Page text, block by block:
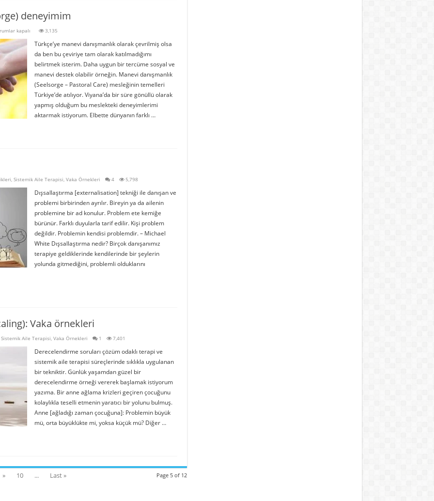
deneyimim
kapalı 3,135
Türkçe’ye manevi danışmanlık olarak çevrilmiş olsa
da ben bu çeviriye tam olarak katılmadığımı
belirtmek isterim. Daha uygun bir tercüme sosyal ve
manevi destek olabilir örneğin. Manevi danışmanlık
(Seelsorge – Pastoral Care) mesleğinin temelleri
Türkiye’de atılıyor. Viyana’da bir süre gönüllü olarak
yapmış olduğum bu meslekteki deneyimlerimi
aktarmak istiyorum. Elbette dünyanın farklı …
, Sistemik Aile Terapisi, Vaka Örnekleri 4 5,798
Dışsallaştırma [externalisation] tekniği ile danışan ve
problemi birbirinden ayrılır. Bireyin ya da ailenin
problemine bir ad konulur. Problem ete kemiğe
bürünür. Farklı duyularla tarif edilir. Kişi problem
değildir. Problemin kendisi problemdir. – Michael
White Dışsallaştırma nedir? Birçok danışanımız
terapiye geldiklerinde kendilerinde bir şeylerin
yolunda gitmediğini, problemli olduklarını
Vaka örnekleri
Sistemik Aile Terapisi, Vaka Örnekleri 1 7,401
Derecelendirme soruları çözüm odaklı terapi ve
sistemik aile terapisi süreçlerinde sıklıkla uygulanan
bir tekniktir. Günlük yaşamdan güzel bir
derecelendirme örneği vererek başlamak istiyorum
yazıma. Bir anne ağlama krizleri geçiren çocuğunu
kolaylıkla teselli etmenin yaratıcı bir yolunu bulmuş.
Anne [ağladığı zaman çocuğuna]: Problemin büyük
mü, orta büyüklükte mi, yoksa küçük mü? Diğer …
Page 5 of 12
» 10 ... Last »